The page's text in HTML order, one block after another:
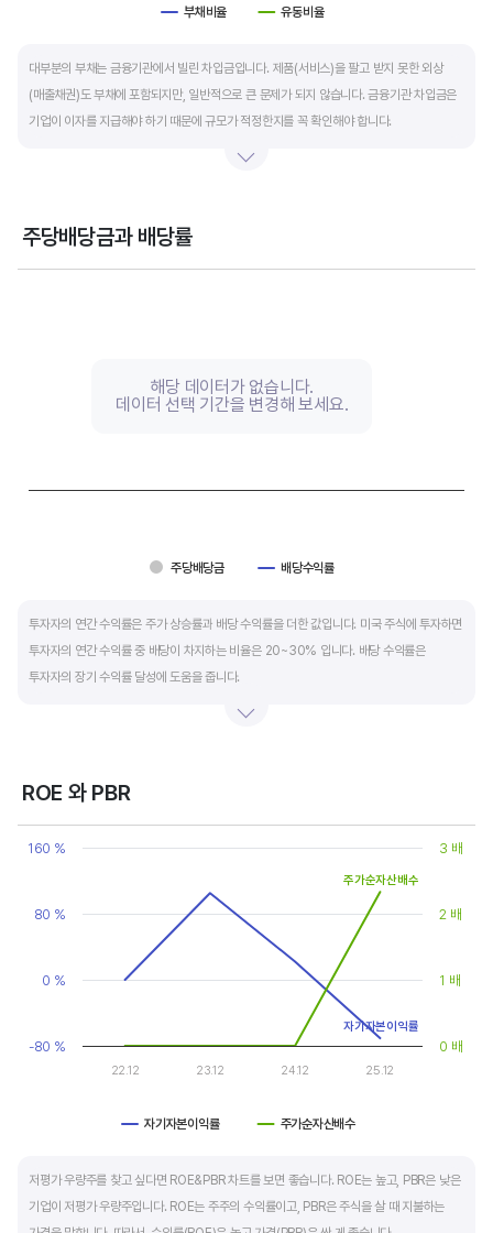
부채비율 유동비율
대부분의 부채는 금융기관에서 빌린 차입금입니다. 제품(서비스)을 팔고 받지 못한 외상
(매출채권)도 부채에 포함되지만, 일반적으로 큰 문제가 되지 않습니다. 금융기관 차입금은
기업이 이자를 지급해야 하기 때문에 규모가 적정한지를 꼭 확인해야 합니다.
비교해서 보는 것이 좋습니다. 그외 이자보상배율과 현금흐름표를 함께 체크하면, 부도
주당배당금과 배당률
Chart
주당배당금 배당수익률
해당 데이터가 없습니다.
데이터 선택 기간을 변경해 보세요.
투자자의 연간 수익률은 주가 상승률과 배당 수익률을 더한 값입니다. 미국 주식에 투자하면
투자자의 연간 수익률 중 배당이 차지하는 비율은 20~30% 입니다. 배당 수익률은
투자자의 장기 수익률 달성에 도움을 줍니다.
주당배당금의 비율입니다. 예를 들어 A 주식을 주당 100 달러에 매수하고 주당배당금으로
ROE 와 PBR
Chart
Line chart with 2 lines.
The chart has 1 X axis displaying categories.
The chart has 2 Y axes displaying values, and values.
자기자본이익률 주가순자산배수
22.12 23.12 24.12 25.12
-80 %
0 %
80 %
160 %
0 배
1 배
2 배
3 배
자기자본이익률
주가순자산배수
저평가 우량주를 찾고 싶다면 ROE&PBR 차트를 보면 좋습니다. ROE는 높고, PBR은 낮은
기업이 저평가 우량주입니다. ROE는 주주의 수익률이고, PBR은 주식을 살 때 지불하는